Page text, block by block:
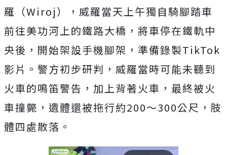
羅（Wiroj），威羅當天上午獨自騎腳踏車
前往美功河上的鐵路大橋，將車停在鐵軌中
央後，開始架設手機腳架，準備錄製TikTok
影片。警方初步研判， 威羅當時可能未聽到
火車的鳴笛警告，加上背著火車，最終被火
車撞斃，遺體還被拖行約200～300公尺， 肢
體四處散落。